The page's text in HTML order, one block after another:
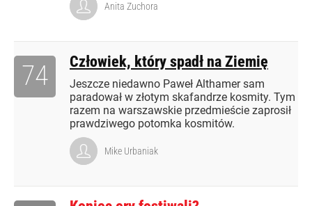
Anita Zuchora
Człowiek, który spadł na Ziemię
Jeszcze niedawno Paweł Althamer sam
paradował w złotym skafandrze kosmity. Tym
razem na warszawskie przedmieście zaprosił
prawdziwego potomka kosmitów.
74
Mike Urbaniak